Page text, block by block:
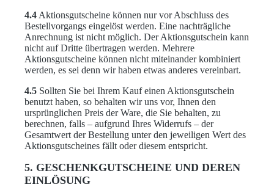
4.4 Aktionsgutscheine können nur vor Abschluss des
Bestellvorgangs eingelöst werden. Eine nachträgliche
Anrechnung ist nicht möglich. Der Aktionsgutschein kann
nicht auf Dritte übertragen werden. Mehrere
Aktionsgutscheine können nicht miteinander kombiniert
werden, es sei denn wir haben etwas anderes vereinbart.
4.5 Sollten Sie bei Ihrem Kauf einen Aktionsgutschein
benutzt haben, so behalten wir uns vor, Ihnen den
ursprünglichen Preis der Ware, die Sie behalten, zu
berechnen, falls – aufgrund Ihres Widerrufs – der
Gesamtwert der Bestellung unter den jeweiligen Wert des
Aktionsgutscheines fällt oder diesem entspricht.
5. GESCHENKGUTSCHEINE UND DEREN
EINLÖSUNG